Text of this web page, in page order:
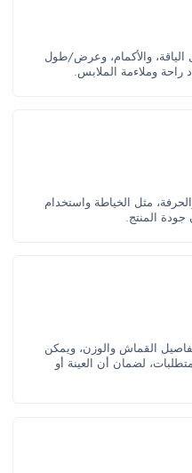
والأكمام، وعرض/طول
راحة وملاءمة الملابس.
مثل الخياطة واستخدام
المنتج.
القماش والوزن، ويمكن
لضمان أن العينة أو